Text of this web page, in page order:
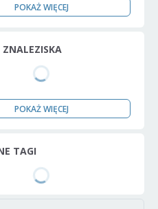
POKAŻ WIĘCEJ
POKAŻ WIĘCEJ
TAGI